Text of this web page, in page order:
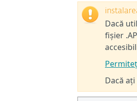
Dacă
fișier
Dacă